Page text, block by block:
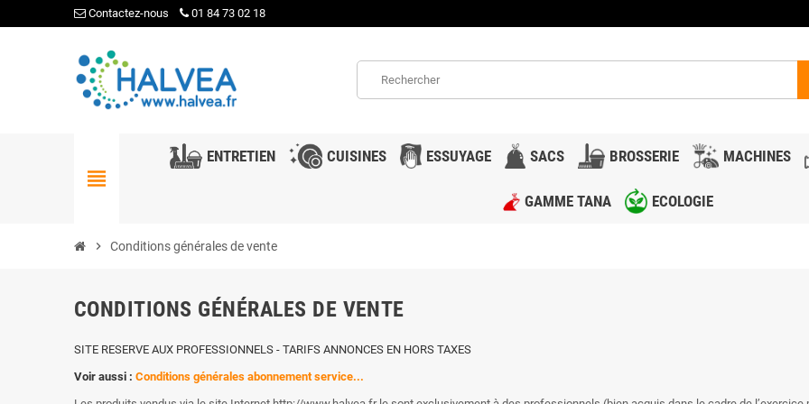
Contactez-nous 01 84 73 02 18
view_headline
ENTRETIEN CUISINES ESSUYAGE SACS BROSSERIE MACHINES
GAMME TANA ECOLOGIE
chevron_right Conditions générales de vente
CONDITIONS GÉNÉRALES DE VENTE
SITE RESERVE AUX PROFESSIONNELS - TARIFS ANNONCES EN HORS TAXES
Voir aussi : Conditions générales abonnement service...